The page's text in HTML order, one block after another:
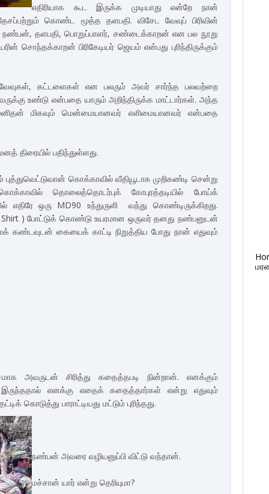
எதிரியாக கூட இருக்க முடியாது என்றே நான்
கொண்ட மூத்த தளபதி. விசேட வேவுப் பிரிவின்
நண்பன், தளபதி, பொறுப்பாளர், சண்டைக்காறன் என பல நூறு
பிரிகேடியர் ஜெயம் என்பது புரிந்திருக்கும்
கட்டளைகள் என பலரும் அவர் சார்ந்த பலவற்றை
உண்டு என்பதை யாரும் அறிந்திருக்க மாட்டார்கள். அந்த
மிகவும் மென்மையானவர் எளிமையானவர் என்பதை
திரையில் பதிந்துள்ளது.
கொக்காவில் வீதியூடாக முறிகண்டி சென்று
தொலைத்தொடர்புக் கோபுரத்தடியில் போய்க்
ஒரு MD90 உந்துருளி வந்து கொண்டிருக்கிறது.
Shirt ) போட்டுக் கொண்டு உயரமான ஒருவர் தனது நண்பனுடன்
கண்டவுடன் கையைக் காட்டி நிறுத்திய போது நான் எதுவும்
அவருடன் சிரித்து கதைத்தபடி நின்றான். எனக்கும்
எனக்கு எதைக் கதைத்தார்கள் என்று எதுவும்
கொடுத்து பாராட்டியது மட்டும் புரிந்தது.
நண்பன் அவரை வழியனுப்பி விட்டு வந்தான்.
மச்சான் யார் என்று தெரியுமா?